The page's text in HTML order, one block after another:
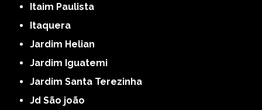
Itaim Paulista
Itaquera
Jardim Helian
Jardim Iguatemi
Jardim Santa Terezinha
Jd São joão